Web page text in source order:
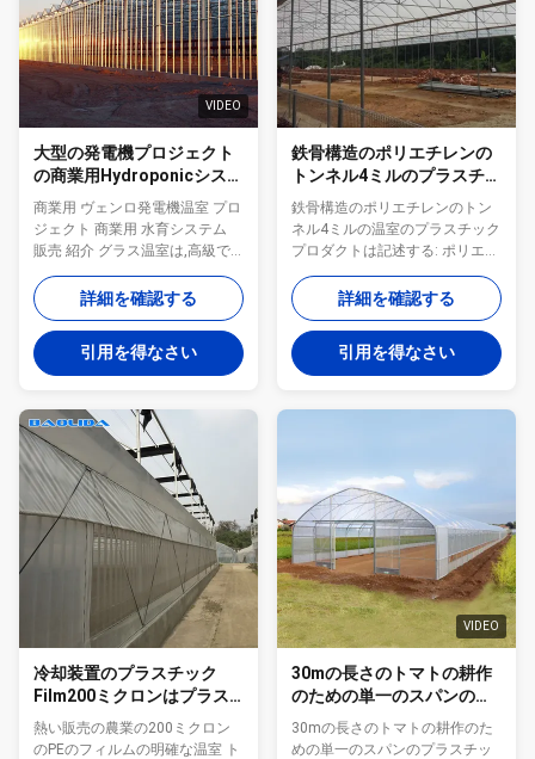
否定を送る。 細部 本体 熱い電
流を通された鋼管 表紙材料 PEの
フィルム 表紙材料の寿命 3-5年
コラムの形 長方形の円形 スパン
8m/9m/10m/12m コラム間の...
ものを含まれている付属品:サー
クリップ、圧搾のフィルム ライ
ンに細長い穴をつけなさい、
Duckbillクリップ、スロット接続
の部分、圧搾のフィルム トリッ
プ、巻き上げ...
VIDEO
大型の発電機プロジェクト
の商業用Hydroponicシステ
ムが付いているプラスチッ
ク シートの温室
商業用 ヴェンロ発電機温室 プロ
ジェクト 商業用 水育システム
販売 紹介 グラス温室は,高級で
エレガントで恒久的なものです.
それらは通常,商業,研究,豪華な
オーダーメイドエコパーク設計
のために使用されます.透明なガ
ラスは,あなたが自分の栽培され
た楽園に囲まれているように感
プラスチックフィルムよりもガ
ラスを選ぶ理由はこれだけです
フレーム 温室のフレームは,ホッ
トダイプで電熱された鋼管の材
料で作られ,螺栓,ボルト,または
適切なコネクタで接続されてい
ます.屋根は斜面屋根 (長方形管
で支えられている) または弧形屋
根 (円形管で支えられている) に
なることができます...
詳細を確認する
引用を得なさい
鉄骨構造のポリエチレンの
トンネル4ミルのプラスチッ
クシートの温室
鉄骨構造のポリエチレンのトン
ネル4ミルの温室のプラスチック
プロダクトは記述する: ポリエチ
レンはトマトおよびサラダのい
ろいろトマトそしてサラダのた
めに適している。土地利用の数
は余りに高い。私の確立の後
で、中央政府は高性能と管理す
ることができる。給水系統、冷
ーク: 私達の非常に明確な温室効
果ガスはガルバニック熱い波が
付いている鉄骨構造である;ある
特定の高圧構造;アセンブリ様式
は直接源および完全な腐食では
ない;それは鉄骨構造の設計に従
ってカスタマイズすることがで
きる;良質の鋼鉄、抵抗...
詳細を確認する
引用を得なさい
冷却装置のプラスチック
Film200ミクロンはプラス
チックシートの温室の多ス
パンの温室を補強した
熱い販売の農業の200ミクロン
のPEのフィルムの明確な温室 ト
VIDEO
30mの長さのトマトの耕作
のための単一のスパンのプ
ラスチックシートのフィル
ムの温室
30mの長さのトマトの耕作のた
めの単一のスパンのプラスチッ